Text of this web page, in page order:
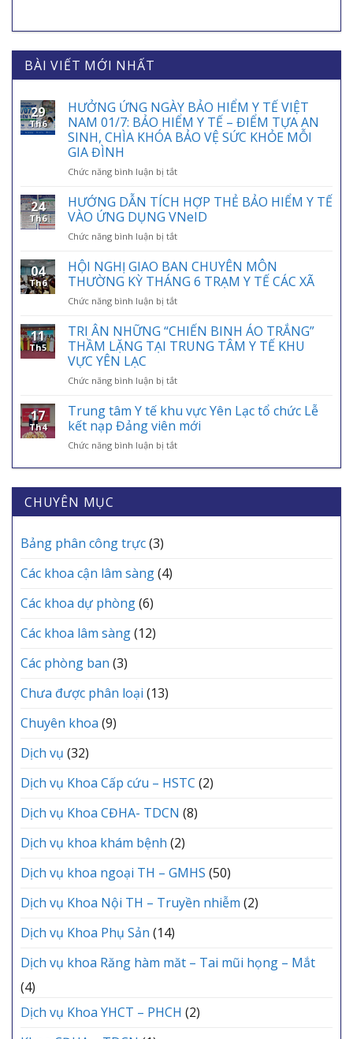
BÀI VIẾT MỚI NHẤT
29
Th6
HƯỞNG ỨNG NGÀY BẢO HIỂM Y TẾ VIỆT
NAM 01/7: BẢO HIỂM Y TẾ – ĐIỂM TỰA AN
SINH, CHÌA KHÓA BẢO VỆ SỨC KHỎE MỖI
GIA ĐÌNH
Chức năng bình luận bị tắtở
ỨNG
NGÀY
BẢO
HIỂM
TẾ
VIỆT
01/7:
HIỂM
Y
ĐIỂM
AN
SINH,
KHÓA
BẢO
MỖI
24
Th6
HƯỚNG DẪN TÍCH HỢP THẺ BẢO HIỂM Y TẾ
VÀO ỨNG DỤNG VNeID
Chức năng bình luận bị tắtở
DẪN
TÍCH
HỢP
THẺ
HIỂM
Y
ỨNG
VNeID
04
Th6
HỘI NGHỊ GIAO BAN CHUYÊN MÔN
THƯỜNG KỲ THÁNG 6 TRẠM Y TẾ CÁC XÃ
Chức năng bình luận bị tắtở
NGHỊ
GIAO
BAN
MÔN
KỲ
THÁNG
6
TRẠM
CÁC
11
Th5
TRI ÂN NHỮNG “CHIẾN BINH ÁO TRẮNG”
THẦM LẶNG TẠI TRUNG TÂM Y TẾ KHU
VỰC YÊN LẠC
Chức năng bình luận bị tắtở
ÂN
NHỮNG
“CHIẾN
BINH
THẦM
TẠI
17
Th4
Trung tâm Y tế khu vực Yên Lạc tổ chức Lễ
kết nạp Đảng viên mới
Chức năng bình luận bị tắtở
tâm
Y
CHUYÊN MỤC
Bảng phân công trực(3)
Các khoa cận lâm sàng(4)
Các khoa dự phòng(6)
Các khoa lâm sàng(12)
Các phòng ban (3)
Chưa được phân loại (13)
Chuyên khoa (9)
Dịch vụ (32)
Dịch vụ Khoa Cấp cứu – HSTC (2)
Dịch vụ Khoa CĐHA- TDCN (8)
Dịch vụ khoa khám bệnh (2)
Dịch vụ khoa ngoại TH – GMHS (50)
Dịch vụ Khoa Nội TH – Truyền nhiễm (2)
Dịch vụ Khoa Phụ Sản (14)
Dịch vụ khoa Răng hàm măt – Tai mũi họng – Mắt
(4)
Dịch vụ Khoa YHCT – PHCH (2)